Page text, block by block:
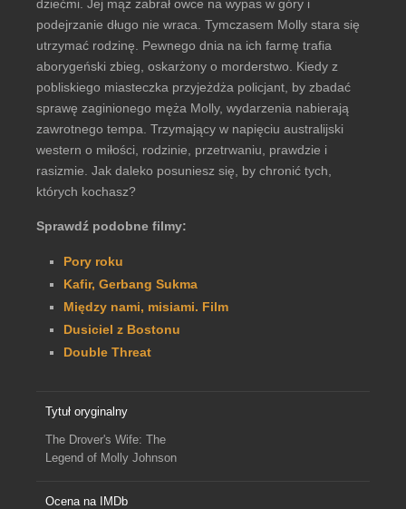
dziećmi. Jej mąż zabrał owce na wypas w góry i
podejrzanie długo nie wraca. Tymczasem Molly stara się
utrzymać rodzinę. Pewnego dnia na ich farmę trafia
aborygeński zbieg, oskarżony o morderstwo. Kiedy z
pobliskiego miasteczka przyjeżdża policjant, by zbadać
sprawę zaginionego męża Molly, wydarzenia nabierają
zawrotnego tempa. Trzymający w napięciu australijski
western o miłości, rodzinie, przetrwaniu, prawdzie i
rasizmie. Jak daleko posuniesz się, by chronić tych,
których kochasz?
Sprawdź podobne filmy:
Pory roku
Kafir, Gerbang Sukma
Między nami, misiami. Film
Dusiciel z Bostonu
Double Threat
Tytuł oryginalny
The Drover's Wife: The
Legend of Molly Johnson
Ocena na IMDb